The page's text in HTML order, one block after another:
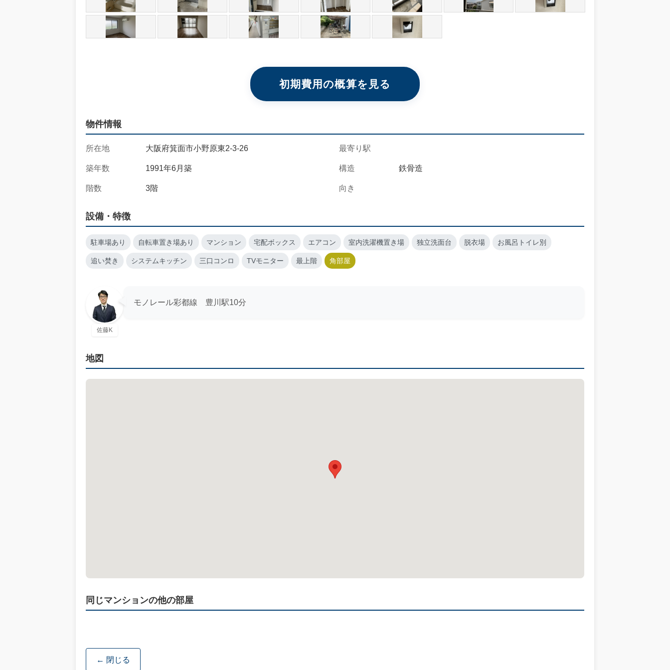
初期費用の概算を見る
物件情報
所在地 大阪府箕面市小野原東2-3-26 最寄り駅
築年数 1991年6月築 構造 鉄骨造
階数 3階 向き
設備・特徴
駐車場あり 自転車置き場あり マンション 宅配ボックス エアコン 室内洗濯機置き場 独立洗面台 脱衣場 お風呂トイレ別
追い焚き システムキッチン 三口コンロ TVモニター 最上階 角部屋
佐藤K
モノレール彩都線 豊川駅10分
地図
同じマンションの他の部屋
← 閉じる